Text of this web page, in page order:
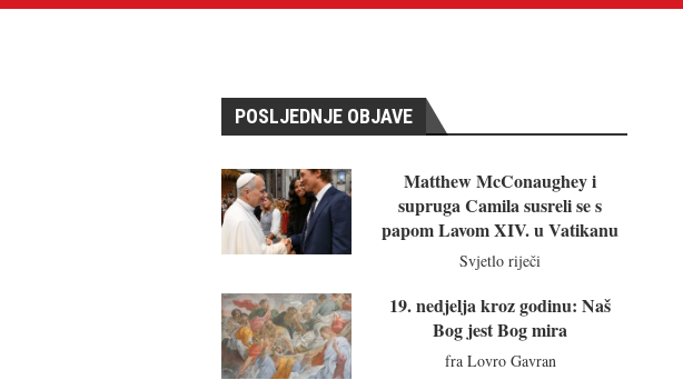
POSLJEDNJE OBJAVE
Matthew McConaughey i
supruga Camila susreli se s
papom Lavom XIV. u Vatikanu
Svjetlo riječi
19. nedjelja kroz godinu: Naš
Bog jest Bog mira
fra Lovro Gavran